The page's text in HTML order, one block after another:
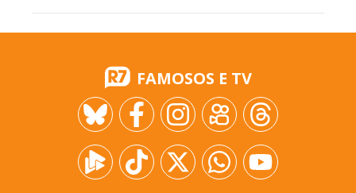
FAMOSOS E TV